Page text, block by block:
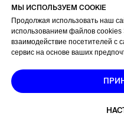
ИП Долганёва
МЫ ИСПОЛЬЗУЕМ COOKIE
Продолжая использовать наш
использованием файлов
взаимодействие посетителей с
сервис на основе ваших